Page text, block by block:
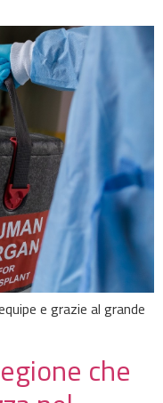
e grazie al grande
che